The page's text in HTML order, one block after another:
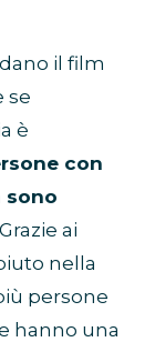
il film
se
è
con
sono
Grazie ai
nella
persone
hanno una